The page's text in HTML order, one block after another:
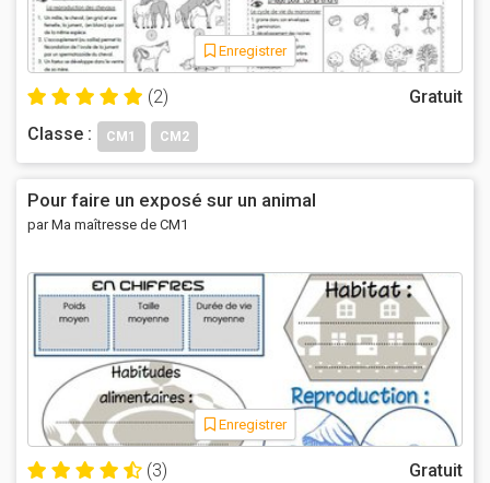
Enregistrer
(2)
Gratuit
Classe :
CM1 CM2
Pour faire un exposé sur un animal
par Ma maîtresse de CM1
Enregistrer
(3)
Gratuit